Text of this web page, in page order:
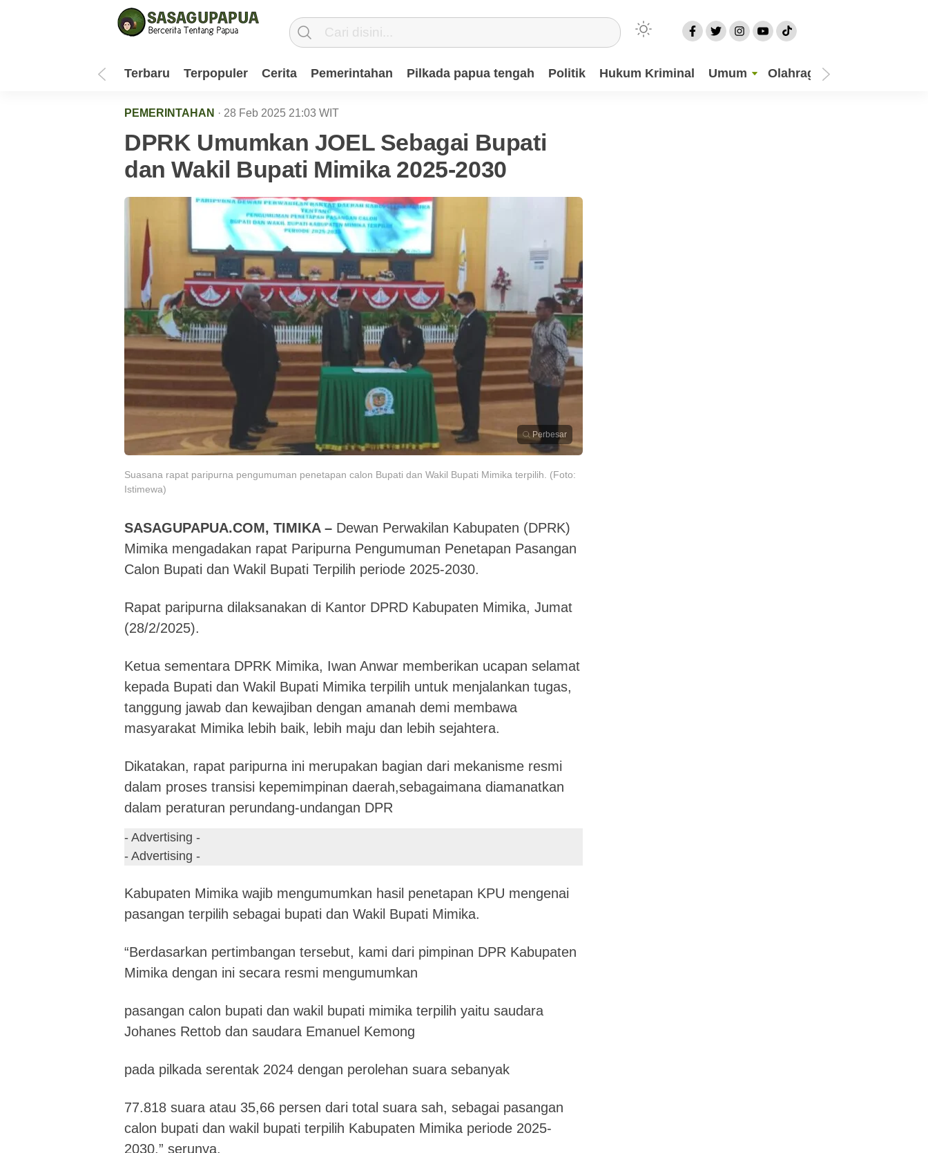
Terbaru Terpopuler Cerita Pemerintahan Pilkada papua tengah Politik Hukum Kriminal Umum Olahraga
PEMERINTAHAN · 28 Feb 2025 21:03 WIT
DPRK Umumkan JOEL Sebagai Bupati
dan Wakil Bupati Mimika 2025-2030
Perbesar
Suasana rapat paripurna pengumuman penetapan calon Bupati dan Wakil Bupati Mimika terpilih. (Foto:
Istimewa)
SASAGUPAPUA.COM, TIMIKA – Dewan Perwakilan Kabupaten (DPRK)
Mimika mengadakan rapat Paripurna Pengumuman Penetapan Pasangan
Calon Bupati dan Wakil Bupati Terpilih periode 2025-2030.
Rapat paripurna dilaksanakan di Kantor DPRD Kabupaten Mimika, Jumat
(28/2/2025).
Ketua sementara DPRK Mimika, Iwan Anwar memberikan ucapan selamat
kepada Bupati dan Wakil Bupati Mimika terpilih untuk menjalankan tugas,
tanggung jawab dan kewajiban dengan amanah demi membawa
masyarakat Mimika lebih baik, lebih maju dan lebih sejahtera.
Dikatakan, rapat paripurna ini merupakan bagian dari mekanisme resmi
dalam proses transisi kepemimpinan daerah,sebagaimana diamanatkan
dalam peraturan perundang-undangan DPR
- Advertising -
- Advertising -
Kabupaten Mimika wajib mengumumkan hasil penetapan KPU mengenai
pasangan terpilih sebagai bupati dan Wakil Bupati Mimika.
“Berdasarkan pertimbangan tersebut, kami dari pimpinan DPR Kabupaten
Mimika dengan ini secara resmi mengumumkan
pasangan calon bupati dan wakil bupati mimika terpilih yaitu saudara
Johanes Rettob dan saudara Emanuel Kemong
pada pilkada serentak 2024 dengan perolehan suara sebanyak
77.818 suara atau 35,66 persen dari total suara sah, sebagai pasangan
calon bupati dan wakil bupati terpilih Kabupaten Mimika periode 2025-
2030,” serunya.